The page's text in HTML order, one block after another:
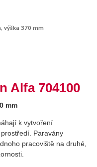
výška 370 mm
Alfa 704100
mm
k vytvoření
Paravány
pracoviště na druhé,